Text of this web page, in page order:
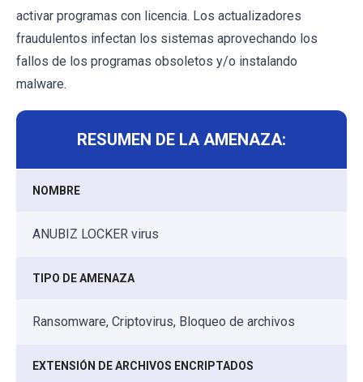
activar programas con licencia. Los actualizadores
fraudulentos infectan los sistemas aprovechando los
fallos de los programas obsoletos y/o instalando
malware.
RESUMEN DE LA AMENAZA:
NOMBRE
ANUBIZ LOCKER virus
TIPO DE AMENAZA
Ransomware, Criptovirus, Bloqueo de archivos
EXTENSIÓN DE ARCHIVOS ENCRIPTADOS